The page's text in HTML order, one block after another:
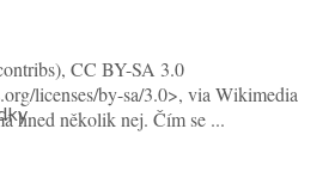
CC BY-SA 3.0
licenses/by-sa/3.0>, via Wikimedia
hned několik nej. Čím se ...